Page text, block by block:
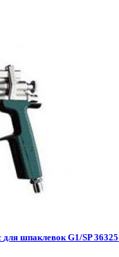
для шпаклевок G1/SP 36325